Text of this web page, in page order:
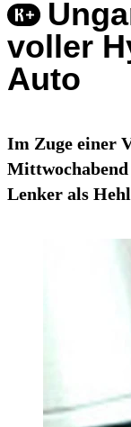
voller
Auto
Im Zuge einer
Lenker als